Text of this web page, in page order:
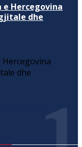
e Hercegovina
dhe
Hercegovina
dhe